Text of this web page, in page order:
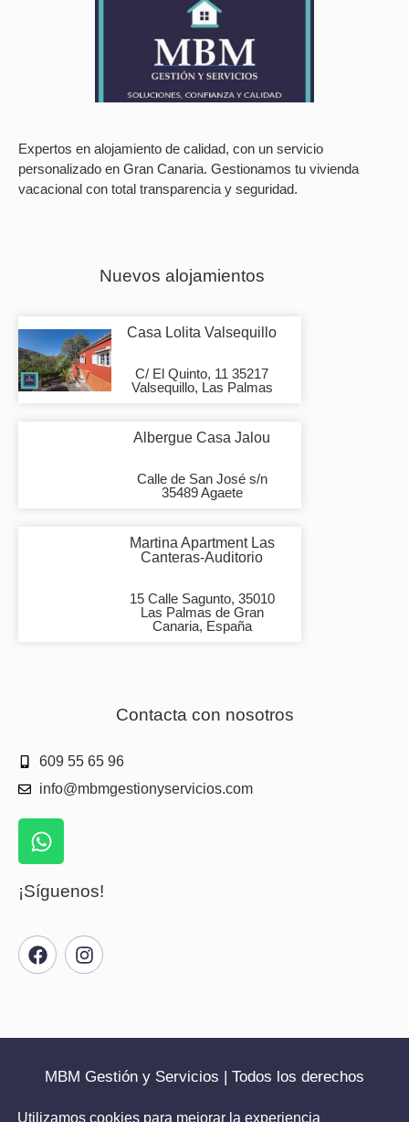
Expertos en alojamiento de calidad, con un servicio
personalizado en Gran Canaria. Gestionamos tu vivienda
vacacional con total transparencia y seguridad.
Nuevos alojamientos
Casa Lolita Valsequillo
C/ El Quinto, 11 35217
Valsequillo, Las Palmas
Albergue Casa Jalou
Calle de San José s/n
35489 Agaete
Martina Apartment Las
Canteras-Auditorio
15 Calle Sagunto, 35010
Las Palmas de Gran
Canaria, España
Contacta con nosotros
609 55 65 96
info@mbmgestionyservicios.com
¡Síguenos!
MBM Gestión y Servicios | Todos los derechos
Utilizamos cookies para mejorar la experiencia